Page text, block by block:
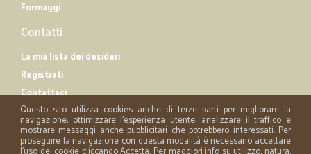
Formaggi
Contatti
La mia lista dei desideri
Registrati
Contattaci
Questo sito utilizza cookies anche di terze parti per migliorare la
navigazione, ottimizzare l'esperienza utente, analizzare il traffico e
mostrare messaggi anche pubblicitari che potrebbero interessati. Per
proseguire la navigazione con questa modalità è necessario accettare